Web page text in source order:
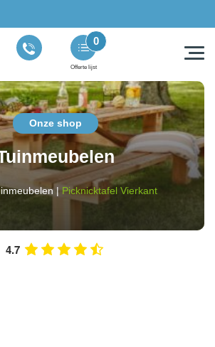
Offerte lijst
0
Onze shop
| Picknicktafel Vierkant
4.7